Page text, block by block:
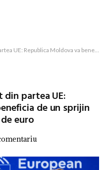
va beneficia de un sprijin financiar de 1,8 miliarde de euro
din partea UE:
de un sprijin
euro